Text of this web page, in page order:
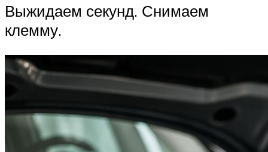
Выжидаем секунд. Снимаем
клемму.